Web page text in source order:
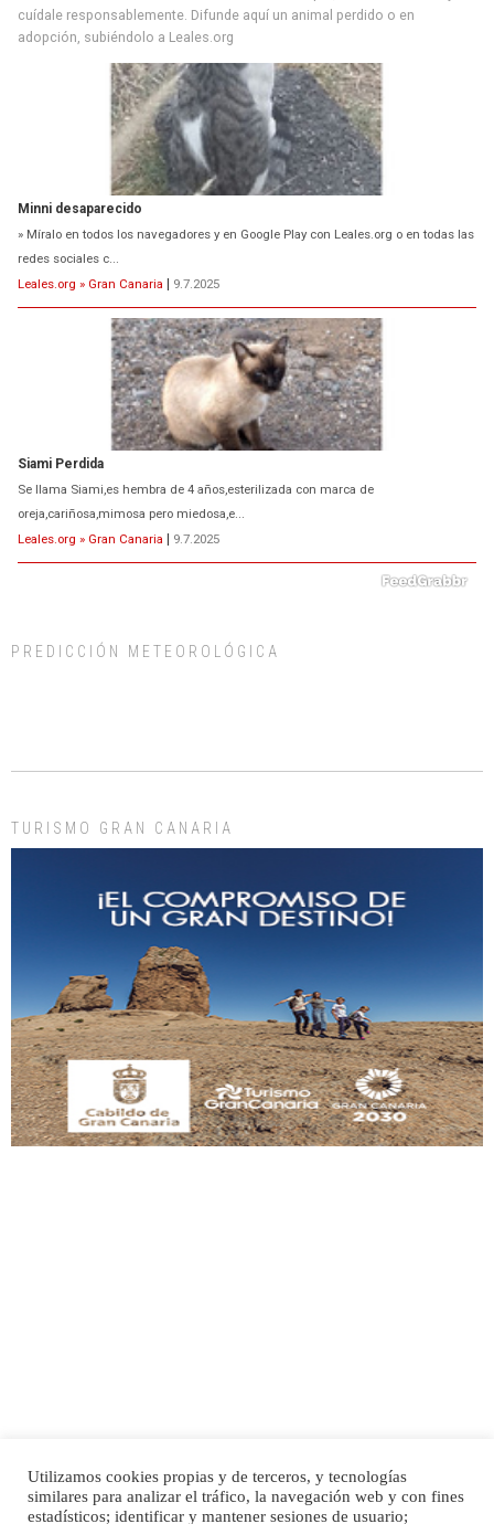
cuídale responsablemente. Difunde aquí un animal perdido o en
adopción, subiéndolo a Leales.org
Minni desaparecido
» Míralo en todos los navegadores y en Google Play con Leales.org o en todas las
redes sociales c...
Leales.org » Gran Canaria | 9.7.2025
Siami Perdida
Se llama Siami,es hembra de 4 años,esterilizada con marca de
oreja,cariñosa,mimosa pero miedosa,e...
Leales.org » Gran Canaria | 9.7.2025
días, ella incluida...
Gato manso encontrado
Este gato macho ha aparecido en la calle hace menos de un mes, es muy
manso y extremadamente cari...
Leales.org » Gran Canaria | 9.7.2025
SHIBA PERDIDO AVDA JOSE MESA Y LOPEZ
PERRO MACHO RAZA SHIBA CON MICROCHIP PERDIDO HOY 06/07/2025 ZONA
PREDICCIÓN METEOROLÓGICA
TURISMO GRAN CANARIA
Utilizamos cookies propias y de terceros, y tecnologías
similares para analizar el tráfico, la navegación web y con fines
estadísticos; identificar y mantener sesiones de usuario;